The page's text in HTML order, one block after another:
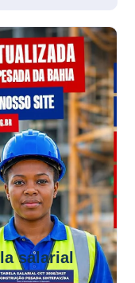
salarial